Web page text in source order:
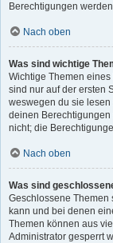
Berechtigungen
Nach oben
Was sind wichtige
Wichtige Themen
sind nur auf der ersten
weswegen du sie
deinen
nicht; die
Nach oben
Was sind
Geschlossene Themen
kann und bei denen
Themen können aus
Administrator gesperrt